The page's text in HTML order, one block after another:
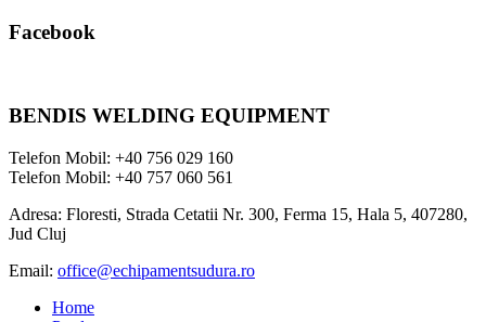
Facebook
BENDIS WELDING EQUIPMENT
Telefon Mobil: +40 756 029 160
Telefon Mobil: +40 757 060 561
Adresa: Floresti, Strada Cetatii Nr. 300, Ferma 15, Hala 5, 407280,
Jud Cluj
Email: office@echipamentsudura.ro
Home